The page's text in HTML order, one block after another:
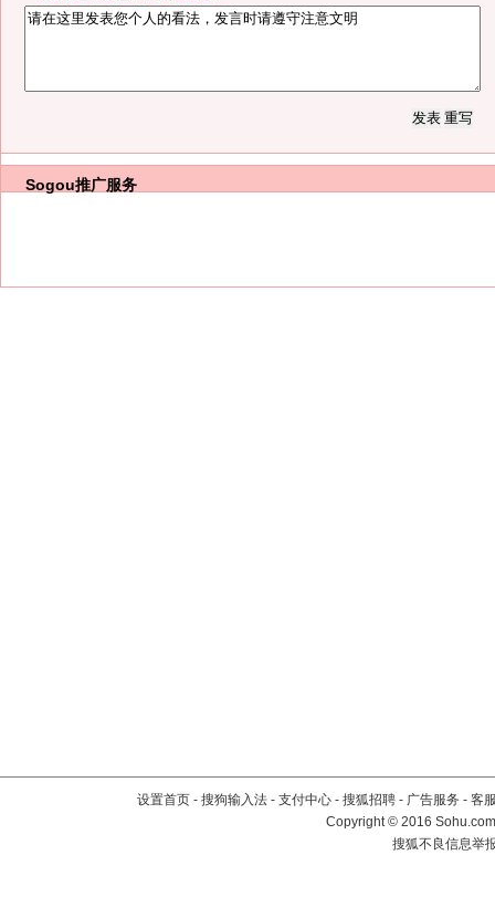
Sogou推广服务
设置首页 - 搜狗输入法 - 支付中心 - 搜狐招聘 - 广告服务 - 客
Copyright©2016
搜狐不良信息举